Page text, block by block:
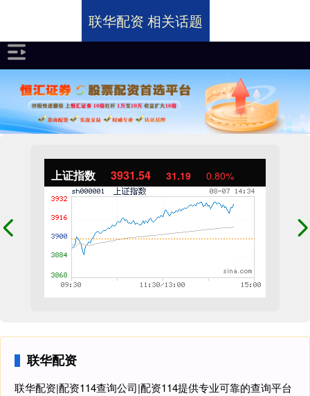
上证指数 3931.54 31.19 0.80%
联华配资
联华配资|配资114查询公司|配资114提供专业可靠的查询平台
联华配资 相关话题